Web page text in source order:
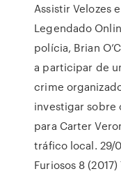
Assistir Velozes
Legendado
polícia, Brian
a participar de
crime
investigar sobre
para Carter
tráfico local. 29/
Furiosos 8